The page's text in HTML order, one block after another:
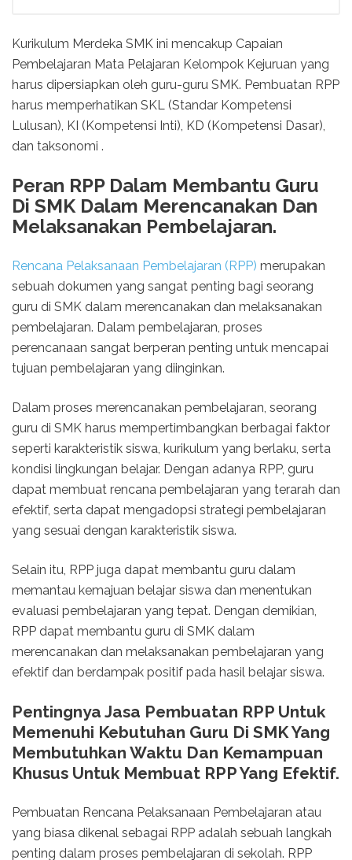
Kurikulum Merdeka SMK ini mencakup Capaian
Pembelajaran Mata Pelajaran Kelompok Kejuruan yang
harus dipersiapkan oleh guru-guru SMK. Pembuatan RPP
harus memperhatikan SKL (Standar Kompetensi
Lulusan), KI (Kompetensi Inti), KD (Kompetensi Dasar),
dan taksonomi .
Peran RPP Dalam Membantu Guru
Di SMK Dalam Merencanakan Dan
Melaksanakan Pembelajaran.
Rencana Pelaksanaan Pembelajaran (RPP) merupakan
sebuah dokumen yang sangat penting bagi seorang
guru di SMK dalam merencanakan dan melaksanakan
pembelajaran. Dalam pembelajaran, proses
perencanaan sangat berperan penting untuk mencapai
tujuan pembelajaran yang diinginkan.
Dalam proses merencanakan pembelajaran, seorang
guru di SMK harus mempertimbangkan berbagai faktor
seperti karakteristik siswa, kurikulum yang berlaku, serta
kondisi lingkungan belajar. Dengan adanya RPP, guru
dapat membuat rencana pembelajaran yang terarah dan
efektif, serta dapat mengadopsi strategi pembelajaran
yang sesuai dengan karakteristik siswa.
Selain itu, RPP juga dapat membantu guru dalam
memantau kemajuan belajar siswa dan menentukan
evaluasi pembelajaran yang tepat. Dengan demikian,
RPP dapat membantu guru di SMK dalam
merencanakan dan melaksanakan pembelajaran yang
efektif dan berdampak positif pada hasil belajar siswa.
Pentingnya Jasa Pembuatan RPP Untuk
Memenuhi Kebutuhan Guru Di SMK Yang
Membutuhkan Waktu Dan Kemampuan
Khusus Untuk Membuat RPP Yang Efektif.
Pembuatan Rencana Pelaksanaan Pembelajaran atau
yang biasa dikenal sebagai RPP adalah sebuah langkah
penting dalam proses pembelajaran di sekolah. RPP